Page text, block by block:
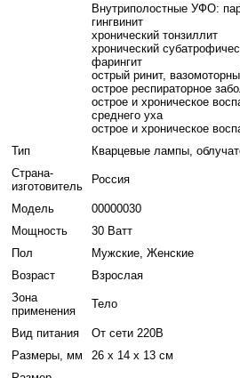
Внутриполостные УФО:
гингвинит
хронический тонзиллит
хронический
фарингит
острый ринит,
острое респираторное
острое и хроническое
среднего уха
острое и хроническое
Тип
Кварцевые лампы,
Страна-
изготовитель
Россия
Модель
00000030
Мощность
30 Ватт
Пол
Мужские, Женские
Возраст
Взрослая
Зона
применения
Тело
Вид питания
От сети 220В
Размеры, мм
26 х 14 х 13 см